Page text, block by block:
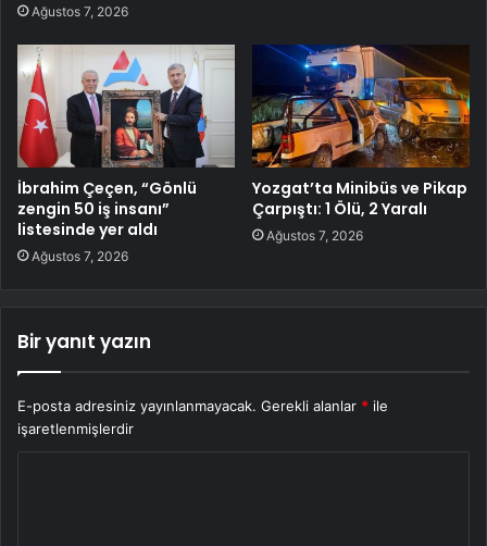
Ağustos 7, 2026
İbrahim Çeçen, “Gönlü
zengin 50 iş insanı”
listesinde yer aldı
Ağustos 7, 2026
Yozgat’ta Minibüs ve Pikap
Çarpıştı: 1 Ölü, 2 Yaralı
Ağustos 7, 2026
Bir yanıt yazın
E-posta adresiniz yayınlanmayacak. Gerekli alanlar * ile
işaretlenmişlerdir